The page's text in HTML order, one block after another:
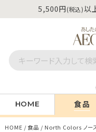
5,500円(税込)以
HOME 食品
HOME 食品
North Colors ノー